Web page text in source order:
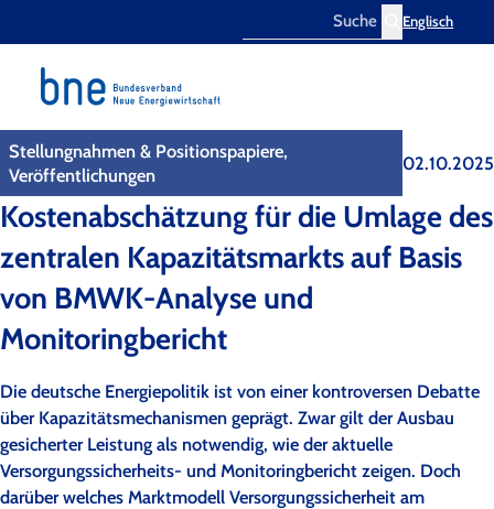
Englisch
Stellungnahmen & Positionspapiere,
Veröffentlichungen
02.10.2025
Kostenabschätzung für die Umlage des
zentralen Kapazitätsmarkts auf Basis
von BMWK-Analyse und
Monitoringbericht
Die deutsche Energiepolitik ist von einer kontroversen Debatte
über Kapazitätsmechanismen geprägt. Zwar gilt der Ausbau
gesicherter Leistung als notwendig, wie der aktuelle
Versorgungssicherheits- und Monitoringbericht zeigen. Doch
darüber welches Marktmodell Versorgungssicherheit am